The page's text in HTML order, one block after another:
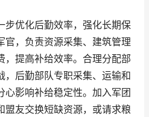
步优化后勤效率，强化长期保
官，负责资源采集、建筑管理
，提高补给效率。合理分配部
，后勤部队专职采集、运输和
心影响补给稳定性。加入军团
盟友交换短缺资源，或请求粮